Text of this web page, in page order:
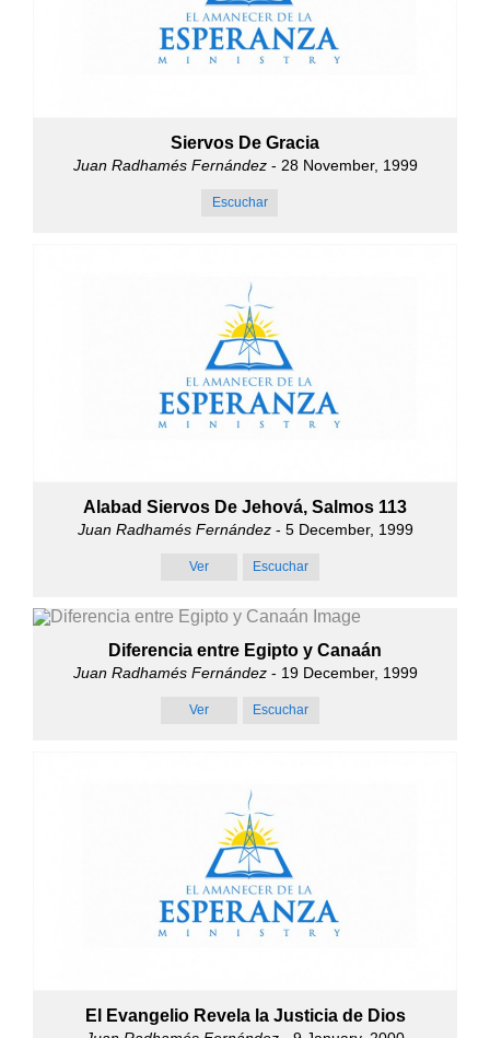
Siervos De Gracia
Juan Radhamés Fernández- 28 November, 1999
Escuchar
Alabad Siervos De Jehová, Salmos 113
Juan Radhamés Fernández- 5 December, 1999
Ver Escuchar
Diferencia entre Egipto y Canaán
Juan Radhamés Fernández- 19 December, 1999
Ver Escuchar
El Evangelio Revela la Justicia de Dios